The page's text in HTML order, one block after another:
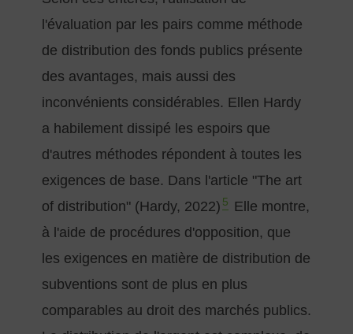
l'évaluation par les pairs comme méthode
de distribution des fonds publics présente
des avantages, mais aussi des
inconvénients considérables. Ellen Hardy
a habilement dissipé les espoirs que
d'autres méthodes répondent à toutes les
exigences de base. Dans l'article "The art
of distribution" (Hardy, 2022) 5 Elle montre,
à l'aide de procédures d'opposition, que
les exigences en matière de distribution de
subventions sont de plus en plus
comparables au droit des marchés publics.